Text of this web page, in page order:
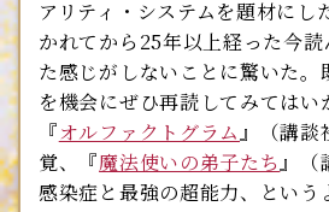
アリティ・システムを題材にし
かれてから25年以上経った今
た感じがしないことに驚いた。
を機会にぜひ再読してみてはい
『オルファクトグラム』（講談
覚、『魔法使いの弟子たち』（
感染症と最強の超能力、という